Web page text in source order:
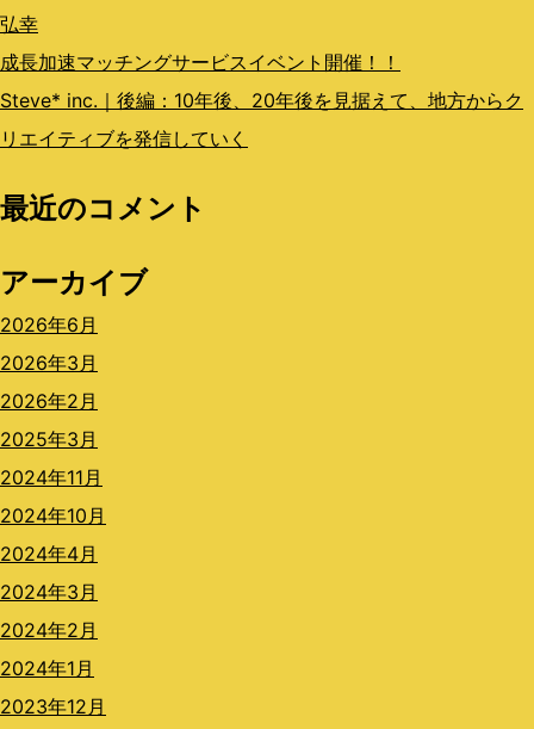
弘幸
成長加速マッチングサービスイベント開催！！
Steve* inc.｜後編：10年後、20年後を見据えて、地方からク
リエイティブを発信していく
最近のコメント
アーカイブ
2026年6月
2026年3月
2026年2月
2025年3月
2024年11月
2024年10月
2024年4月
2024年3月
2024年2月
2024年1月
2023年12月